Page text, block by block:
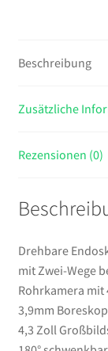
IP67
Rohrkamera
4,3
1,5m
2600mAh
Akku,
3,9mm
Boreskopkamera
für
Auto
Beschreibung
Zusätzliche
Rezensionen (0)
Drehbare
mit Zwei-Wege
Rohrkamera mit
3,9mm
4,3 Zoll